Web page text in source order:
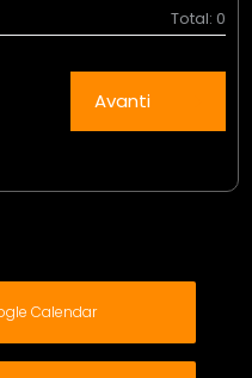
Total: 0
Avanti
Calendar